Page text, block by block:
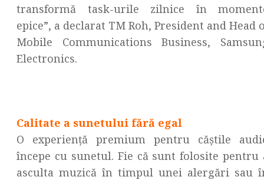
transformă task-urile zilnice în
epice”, a declarat TM Roh, President and Head
Mobile Communications Business,
Electronics.
Calitate a sunetului fără egal
O experiență premium pentru căștile
începe cu sunetul. Fie că sunt folosite pentru
asculta muzică în timpul unei alergări sau